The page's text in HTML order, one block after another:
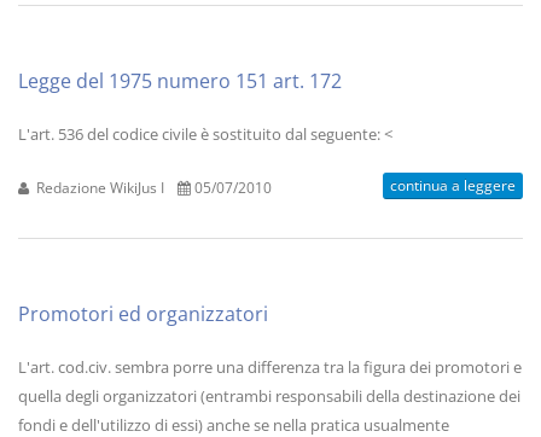
Legge del 1975 numero 151 art. 172
L'art. 536 del codice civile è sostituito dal seguente: <
Redazione WikiJus I 05/07/2010 continua a leggere
Promotori ed organizzatori
L'art. cod.civ. sembra porre una differenza tra la figura dei promotori e
quella degli organizzatori (entrambi responsabili della destinazione dei
fondi e dell'utilizzo di essi) anche se nella pratica usualmente